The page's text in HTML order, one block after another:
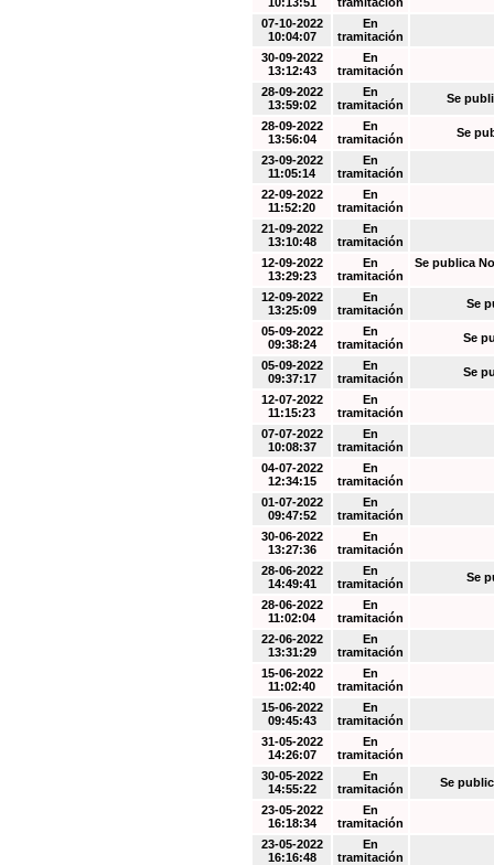
07-10-2022
10:04:07
En
tramitación
30-09-2022
13:12:43
En
tramitación
28-09-2022
13:59:02
En
tramitación
Se
28-09-2022
13:56:04
En
tramitación
Se
23-09-2022
11:05:14
En
tramitación
22-09-2022
11:52:20
En
tramitación
21-09-2022
13:10:48
En
tramitación
12-09-2022
13:29:23
En
tramitación
Se publica
12-09-2022
13:25:09
En
tramitación
Se
05-09-2022
09:38:24
En
tramitación
Se
05-09-2022
09:37:17
En
tramitación
Se
12-07-2022
11:15:23
En
tramitación
07-07-2022
10:08:37
En
tramitación
04-07-2022
12:34:15
En
tramitación
01-07-2022
09:47:52
En
tramitación
30-06-2022
13:27:36
En
tramitación
28-06-2022
14:49:41
En
tramitación
Se
28-06-2022
11:02:04
En
tramitación
22-06-2022
13:31:29
En
tramitación
15-06-2022
11:02:40
En
tramitación
15-06-2022
09:45:43
En
tramitación
31-05-2022
14:26:07
En
tramitación
30-05-2022
14:55:22
En
tramitación
Se
23-05-2022
16:18:34
En
tramitación
23-05-2022
16:16:48
En
tramitación